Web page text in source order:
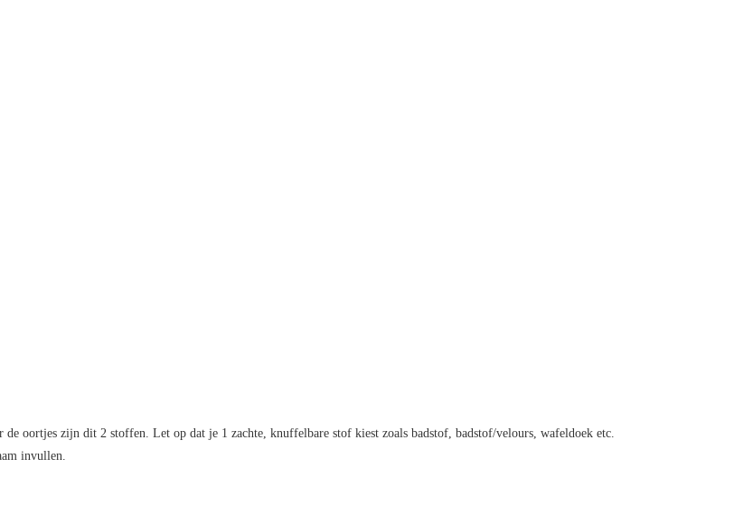
oortjes zijn dit 2 stoffen. Let op dat je 1 zachte, knuffelbare stof kiest zoals badstof, badstof/velours, wafeldoek etc.
invullen.